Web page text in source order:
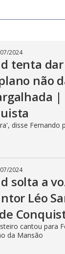
2024
tenta
não
|
disse Fernando
2024
solta a
Léo
cantou para
da Mansão